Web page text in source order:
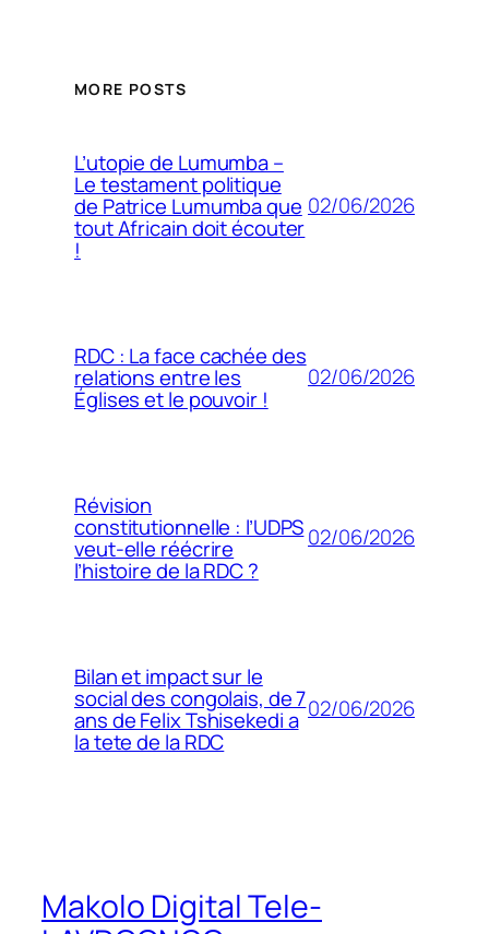
MORE POSTS
L’utopie de Lumumba –
Le testament politique
de Patrice Lumumba que
tout Africain doit écouter
!
02/06/2026
RDC : La face cachée des
relations entre les
Églises et le pouvoir !
02/06/2026
Révision
constitutionnelle : l’UDPS
veut-elle réécrire
l’histoire de la RDC ?
02/06/2026
Bilan et impact sur le
social des congolais, de 7
ans de Felix Tshisekedi a
la tete de la RDC
02/06/2026
Makolo Digital Tele-